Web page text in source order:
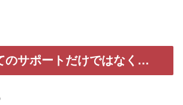
のサポートだけではなく…